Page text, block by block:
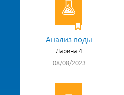
Анализ воды
Ларина 4
08/08/2023